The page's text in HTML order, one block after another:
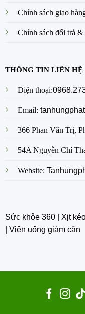
Chính sách giao
Chính sách đổi trả &
THÔNG TIN LIÊN HỆ
Điện thoại:
Email:
366 Phan Văn Trị,
54A Nguyễn Chí
Website:
Sức khỏe 360| Xịt
Viên uống giảm cân